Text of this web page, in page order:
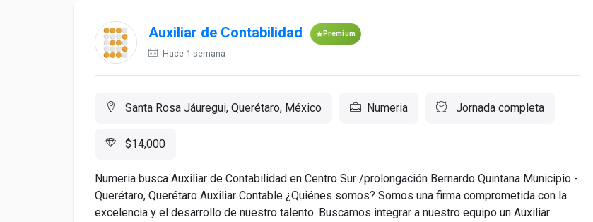
Auxiliar de Contabilidad Premium
Hace 1 semana
Santa Rosa Jáuregui, Querétaro, México Numeria Jornada completa
$14,000
Numeria busca Auxiliar de Contabilidad en Centro Sur /prolongación Bernardo Quintana Municipio -
Querétaro, Querétaro Auxiliar Contable ¿Quiénes somos? Somos una firma comprometida con la
excelencia y el desarrollo de nuestro talento. Buscamos integrar a nuestro equipo un Auxiliar